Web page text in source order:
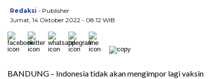
Redaksi - Publisher
Jumat, 14 Oktober 2022 - 08:12 WIB
BANDUNG – Indonesia tidak akan mengimpor lagi vaksin